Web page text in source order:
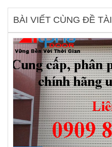
BÀI VIẾT CÙNG ĐỀ TÀI